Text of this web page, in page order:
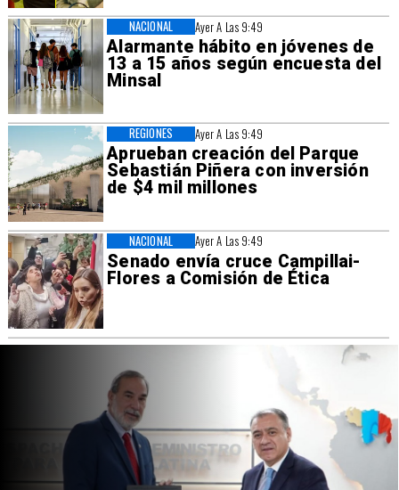
Ayer A Las 9:49
Alarmante hábito en jóvenes de
13 a 15 años según encuesta del
Minsal
NACIONAL
Ayer A Las 9:49
Aprueban creación del Parque
Sebastián Piñera con inversión
de $4 mil millones
REGIONES
Ayer A Las 9:49
Senado envía cruce Campillai-
Flores a Comisión de Ética
NACIONAL